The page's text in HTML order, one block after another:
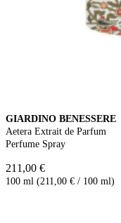
GIARDINO BENESSERE
Aetera Extrait de Parfum
Perfume Spray
211,00 €
100 ml (211,00 € / 100 ml)